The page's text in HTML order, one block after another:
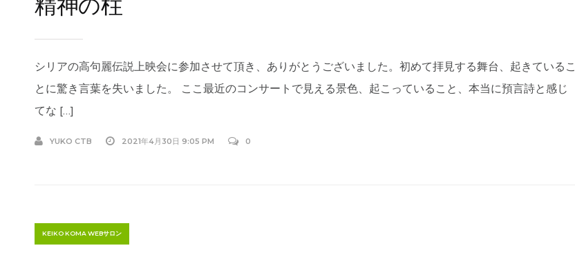
精神の柱
シリアの高句麗伝説上映会に参加させて頂き、ありがとうございました。初めて拝見する舞台、起きているこ
とに驚き言葉を失いました。 ここ最近のコンサートで見える景色、起こっていること、本当に預言詩と感じ
てな […]
YUKO CTB 2021年4月30日 9:05 PM 0
KEIKO KOMA WEBサロン